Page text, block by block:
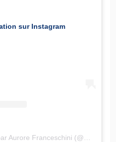
sur Instagram